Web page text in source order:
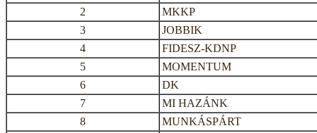
2
MKKP
3
JOBBIK
4
FIDESZ-KDNP
5
MOMENTUM
6
DK
7
MI HAZÁNK
8
MUNKÁSPÁRT